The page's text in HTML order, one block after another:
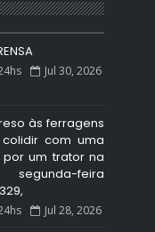
Jul 30, 2026
às ferragens
com uma
um trator na
feira
Jul 28, 2026